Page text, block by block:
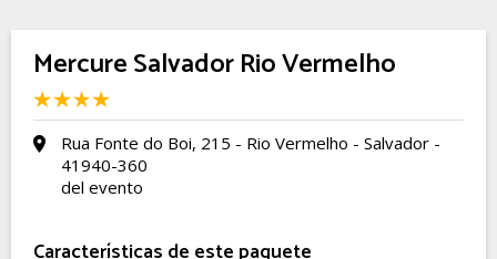
Mercure Salvador Rio Vermelho
Rua Fonte do Boi, 215 - Rio Vermelho - Salvador -
41940-360
del evento
Características de este paquete